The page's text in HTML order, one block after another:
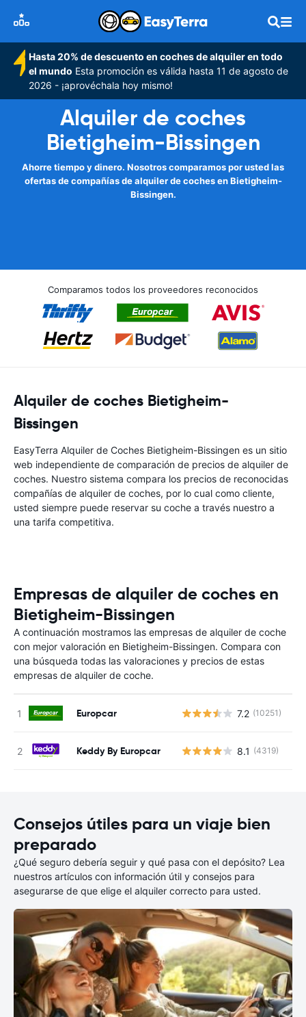
Hasta 20% de descuento en coches de alquiler en todo
el mundo Esta promoción es válida hasta 11 de agosto de
2026 - ¡aprovéchala hoy mismo!
Alquiler de coches
Bietigheim-Bissingen
Ahorre tiempo y dinero. Nosotros comparamos por usted las
ofertas de compañías de alquiler de coches en Bietigheim-
Bissingen.
Comparamos todos los proveedores reconocidos
Alquiler de coches Bietigheim-
Bissingen
EasyTerra Alquiler de Coches Bietigheim-Bissingen es un sitio
web independiente de comparación de precios de alquiler de
coches. Nuestro sistema compara los precios de reconocidas
compañías de alquiler de coches, por lo cual como cliente,
usted siempre puede reservar su coche a través nuestro a
una tarifa competitiva.
Empresas de alquiler de coches en
Bietigheim-Bissingen
A continuación mostramos las empresas de alquiler de coche
con mejor valoración en Bietigheim-Bissingen. Compara con
una búsqueda todas las valoraciones y precios de estas
empresas de alquiler de coche.
Europcar 7.2 (10251)
Keddy By Europcar 8.1 (4319)
Consejos útiles para un viaje bien
preparado
¿Qué seguro debería seguir y qué pasa con el depósito? Lea
nuestros artículos con información útil y consejos para
asegurarse de que elige el alquiler correcto para usted.